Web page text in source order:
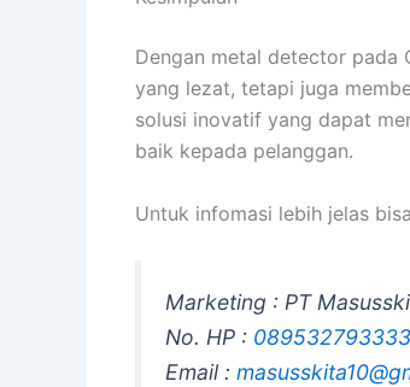
Dengan metal detector pada
yang lezat, tetapi juga
solusi inovatif yang dapat
baik kepada pelanggan.
Untuk infomasi lebih jelas
Marketing : PT
No. HP :
Email :